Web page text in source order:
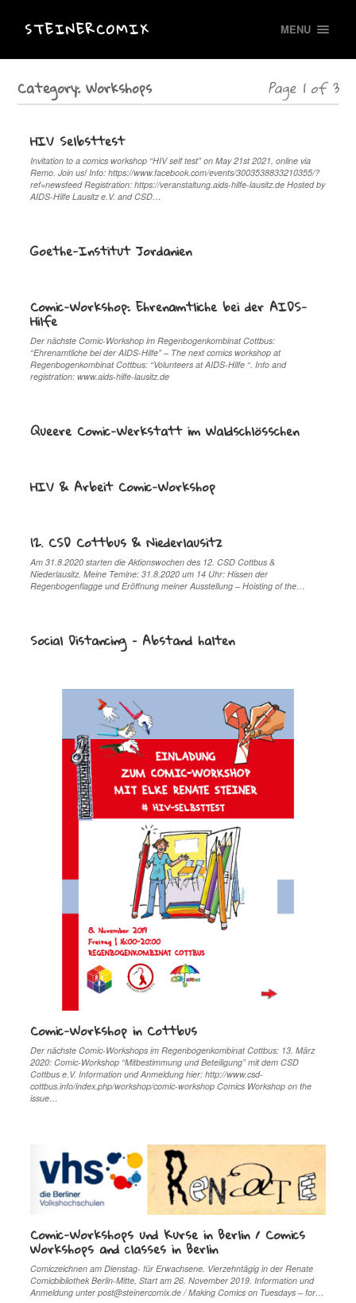
STEINERCOMIX MENU
Category:Workshops Page 1 of 3
HIV Selbsttest
Invitation to a comics workshop “HIV self test” on May 21st 2021, online via
Remo. Join us! Info: https://www.facebook.com/events/3003538833210355/?
ref=newsfeed Registration: https://veranstaltung.aids-hilfe-lausitz.de Hosted by
AIDS-Hilfe Lausitz e.V. and CSD…
Goethe-Institut Jordanien
Comic-Workshop: Ehrenamtliche bei der AIDS-
Hilfe
Der nächste Comic-Workshop im Regenbogenkombinat Cottbus:
“Ehrenamtliche bei der AIDS-Hilfe” – The next comics workshop at
Regenbogenkombinat Cottbus: “Volunteers at AIDS-Hilfe “. Info and
registration: www.aids-hilfe-lausitz.de
Queere Comic-Werkstatt im Waldschlösschen
HIV & Arbeit Comic-Workshop
12. CSD Cottbus & Niederlausitz
Am 31.8.2020 starten die Aktionswochen des 12. CSD Cottbus &
Niederlausitz. Meine Temine: 31.8.2020 um 14 Uhr: Hissen der
Regenbogenflagge und Eröffnung meiner Ausstellung – Hoisting of the…
Social Distancing – Abstand halten
Comic-Workshop in Cottbus
Der nächste Comic-Workshops im Regenbogenkombinat Cottbus: 13. März
2020: Comic-Workshop “Mitbestimmung und Beteiligung” mit dem CSD
Cottbus e.V. Information und Anmeldung hier: http://www.csd-
cottbus.info/index.php/workshop/comic-workshop Comics Workshop on the
issue…
Comic-Workshops und Kurse in Berlin / Comics
Workshops and classes in Berlin
Comiczeichnen am Dienstag- für Erwachsene. Vierzehntägig in der Renate
Comicbibliothek Berlin-Mitte, Start am 26. November 2019. Information und
Anmeldung unter post@steinercomix.de / Making Comics on Tuesdays – for…